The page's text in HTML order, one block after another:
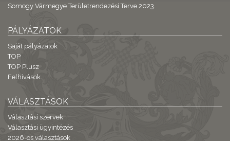
Somogy Vármegye Területrendezési Terve 2023.
PÁLYÁZATOK
Saját pályázatok
TOP
TOP Plusz
Felhívások
VÁLASZTÁSOK
Választási szervek
Választási ügyintézés
2026-os választások